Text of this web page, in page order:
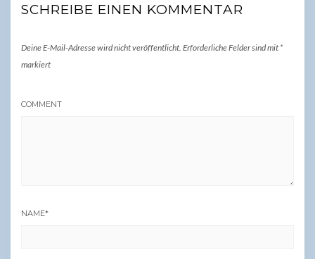
SCHREIBE EINEN KOMMENTAR
Deine E-Mail-Adresse wird nicht veröffentlicht. Erforderliche Felder sind mit *
markiert
COMMENT
NAME*